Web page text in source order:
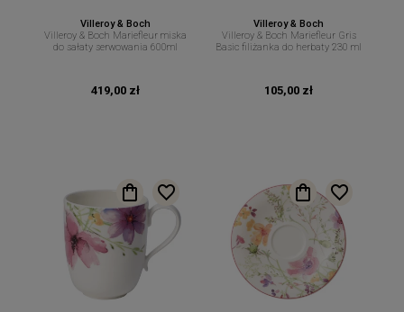
Villeroy & Boch
Villeroy & Boch Mariefleur miska
do sałaty serwowania 600ml
419,00 zł
Villeroy & Boch
Villeroy & Boch Mariefleur Gris
Basic filiżanka do herbaty 230 ml
105,00 zł